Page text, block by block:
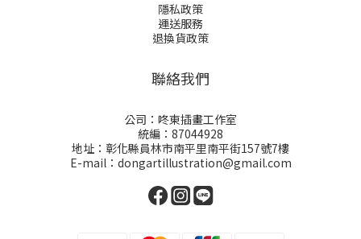
隱私政策
運送服務
退換貨政策
聯絡我們
公司：咚東插畫工作室
統編：87044928
地址：彰化縣員林市南平里南平街157號7樓
E-mail：dongartillustration@gmail.com